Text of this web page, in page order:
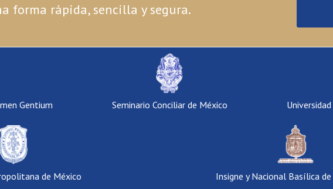
forma rápida, sencilla y segura.
Gentium Seminario Conciliar de México
de México Insigne y Nacional Basílica